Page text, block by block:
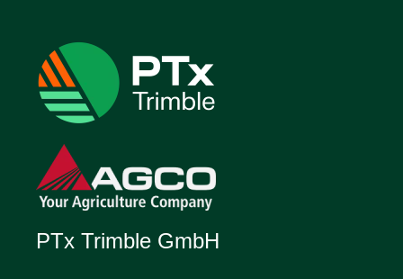
PTx Trimble GmbH